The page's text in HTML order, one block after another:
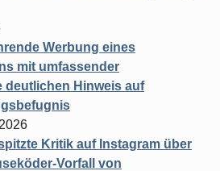
Werbung eines
mit umfassender
deutlichen Hinweis auf
Kritik auf Instagram über
Vorfall von